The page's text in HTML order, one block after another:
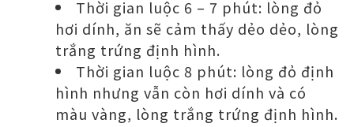
Thời gian luộc 6 – 7 phút: lòng đỏ
hơi dính, ăn sẽ cảm thấy dẻo dẻo, lòng
trắng trứng định hình.
Thời gian luộc 8 phút: lòng đỏ định
hình nhưng vẫn còn hơi dính và có
màu vàng, lòng trắng trứng định hình.